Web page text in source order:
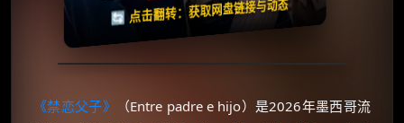
🔄 点击翻转：获取网盘链接与动态
《禁恋父子》
（Entre padre e hijo）是2026年墨西哥流